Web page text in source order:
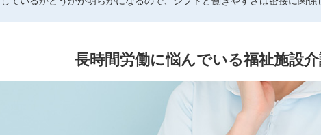
長時間労働に悩んでいる福祉施設